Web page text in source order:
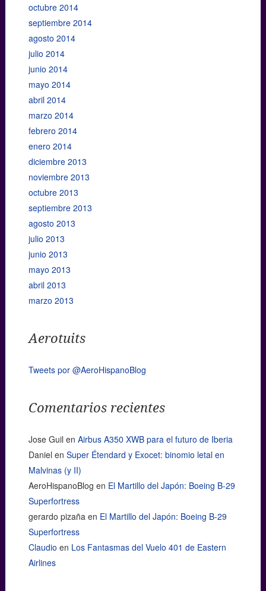
octubre 2014
septiembre 2014
agosto 2014
julio 2014
junio 2014
mayo 2014
abril 2014
marzo 2014
febrero 2014
enero 2014
diciembre 2013
noviembre 2013
octubre 2013
septiembre 2013
agosto 2013
julio 2013
junio 2013
mayo 2013
abril 2013
marzo 2013
Aerotuits
Tweets por @AeroHispanoBlog
Comentarios recientes
Jose Guil en Airbus A350 XWB para el futuro de Iberia
Daniel en Super Étendard y Exocet: binomio letal en
Malvinas (y II)
AeroHispanoBlog en El Martillo del Japón: Boeing B-29
Superfortress
gerardo pizaña en El Martillo del Japón: Boeing B-29
Superfortress
Claudio en Los Fantasmas del Vuelo 401 de Eastern
Airlines